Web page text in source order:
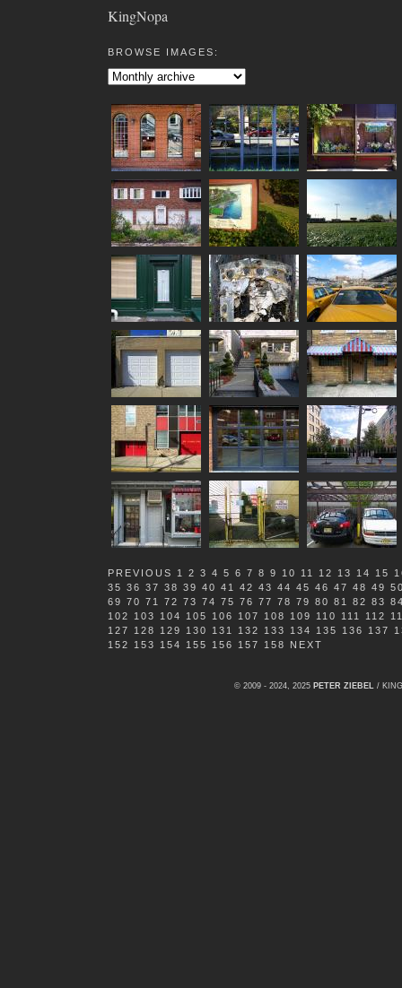
KingNopa
BROWSE IMAGES:
PREVIOUS 1 2 3 4 5 6 7 8 9 10 11 12 13 14 15
35 36 37 38 39 40 41 42 43 44 45 46 47 48 49
69 70 71 72 73 74 75 76 77 78 79 80 81 82 83
102
103 104 105 106 107 108 109 110 111 112
127
128 129 130 131 132 133 134 135 136 137
152
153 154 155 156 157 158 NEXT
© 2009 - 2024, 2025 PETER ZIEBEL /